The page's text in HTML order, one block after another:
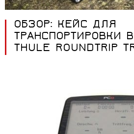
ОБЗОР: КЕЙС ДЛЯ
ТРАНСПОРТИРОВКИ
THULE ROUNDTRIP